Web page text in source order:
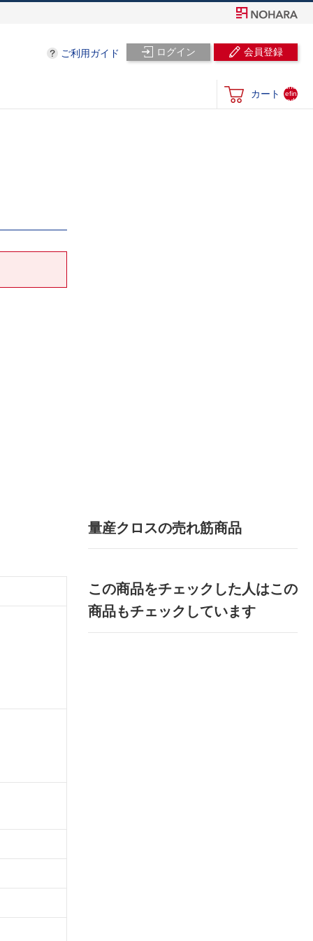
ログイン 会員登録
ご利用ガイド
カート
und
efin
ed
量産クロスの売れ筋商品
この商品をチェックした人はこの
商品もチェックしています